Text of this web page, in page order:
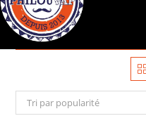
Tri par popularité